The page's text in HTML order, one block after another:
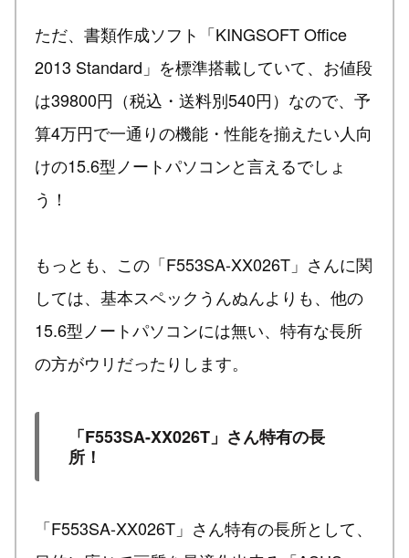
ただ、書類作成ソフト「KINGSOFT Office
2013 Standard」を標準搭載していて、お値段
は39800円（税込・送料別540円）なので、予
算4万円で一通りの機能・性能を揃えたい人向
けの15.6型ノートパソコンと言えるでしょ
う！
もっとも、この「F553SA-XX026T」さんに関
しては、基本スペックうんぬんよりも、他の
15.6型ノートパソコンには無い、特有な長所
の方がウリだったりします。
「F553SA-XX026T」さん特有の長
所！
「F553SA-XX026T」さん特有の長所として、